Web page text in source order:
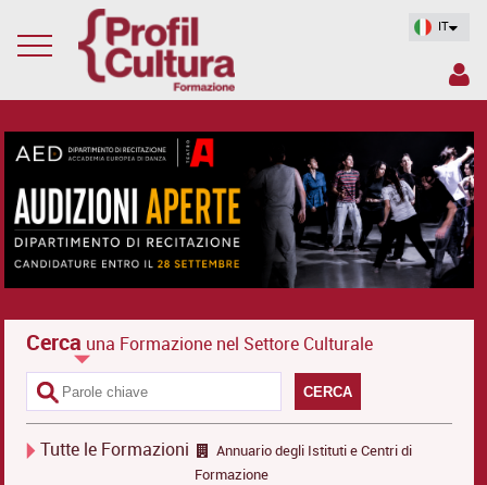
IT
Cerca una Formazione nel Settore Culturale
CERCA
Tutte le Formazioni
Annuario degli Istituti e Centri di
Formazione